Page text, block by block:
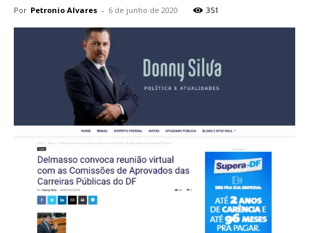
Por Petronio Alvares - 6 de junho de 2020 351